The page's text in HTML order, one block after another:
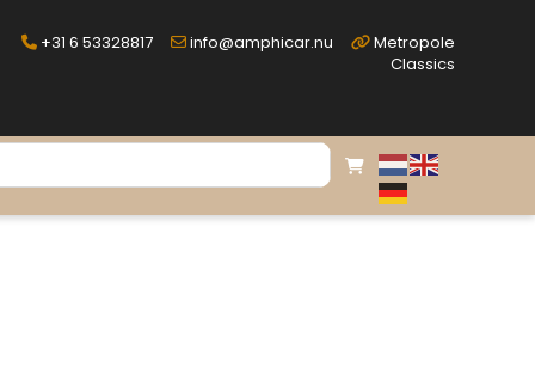
+31 6 53328817 info@amphicar.nu
Metropole
Classics